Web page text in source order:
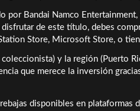
por Bandai Namco
de este título, debes
Store, Microsoft Store, o
y la región (Puerto
que merece la inversión
disponibles en plataformas